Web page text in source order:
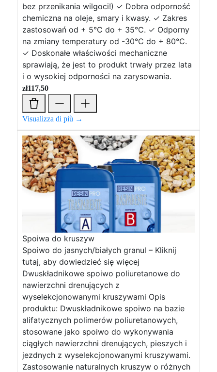
bez przenikania wilgoci!) ✓ Dobra odporność
chemiczna na oleje, smary i kwasy. ✓ Zakres
zastosowań od + 5°C do + 35°C. ✓ Odporny
na zmiany temperatury od -30°C do + 80°C.
✓ Doskonałe właściwości mechaniczne
sprawiają, że jest to produkt trwały przez lata
i o wysokiej odporności na zarysowania.
zł117,50
Visualizza di più →
Spoiwa do kruszyw
Spoiwo do jasnych/białych granul – Kliknij
tutaj, aby dowiedzieć się więcej
Dwuskładnikowe spoiwo poliuretanowe do
nawierzchni drenujących z
wyselekcjonowanymi kruszywami Opis
produktu: Dwuskładnikowe spoiwo na bazie
alifatycznych polimerów poliuretanowych,
stosowane jako spoiwo do wykonywania
ciągłych nawierzchni drenujących, pieszych i
jezdnych z wyselekcjonowanymi kruszywami.
Zastosowanie naturalnych kruszyw o różnych